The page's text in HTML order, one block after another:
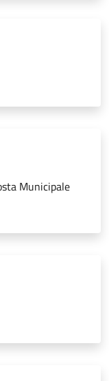
Municipale